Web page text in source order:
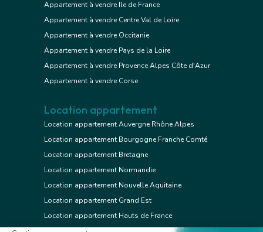
Appartement à vendre Ile de France
Appartement à vendre Centre Val de Loire
Appartement à vendre Occitanie
Appartement à vendre Pays de la Loire
Appartement à vendre Provence Alpes Côte d'Azur
Appartement à vendre Corse
Location appartement
Location appartement Auvergne Rhône Alpes
Location appartement Bourgogne Franche Comté
Location appartement Bretagne
Location appartement Normandie
Location appartement Nouvelle Aquitaine
Location appartement Grand Est
Location appartement Hauts de France